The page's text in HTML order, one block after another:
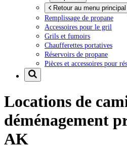
Retour au menu principal
Remplissage de propane
Accessoires pour le gril
Grils et fumoirs
Chaufferettes portatives
Réservoirs de propane
Pièces et accessoires pour
Locations de
déménagement
AK